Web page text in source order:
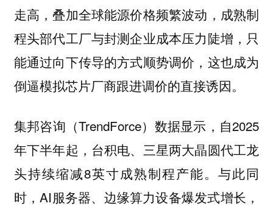
走高，叠加全球能源价格频繁波动，成熟制
程头部代工厂与封测企业成本压力陡增，只
能通过向下传导的方式顺势调价，这也成为
倒逼模拟芯片厂商跟进调价的直接诱因。
集邦咨询（TrendForce）数据显示，自2025
年下半年起，台积电、三星两大晶圆代工龙
头持续缩减8英寸成熟制程产能。与此同
时，AI服务器、边缘算力设备爆发式增长，